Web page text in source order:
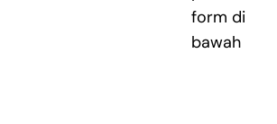
form di
bawah